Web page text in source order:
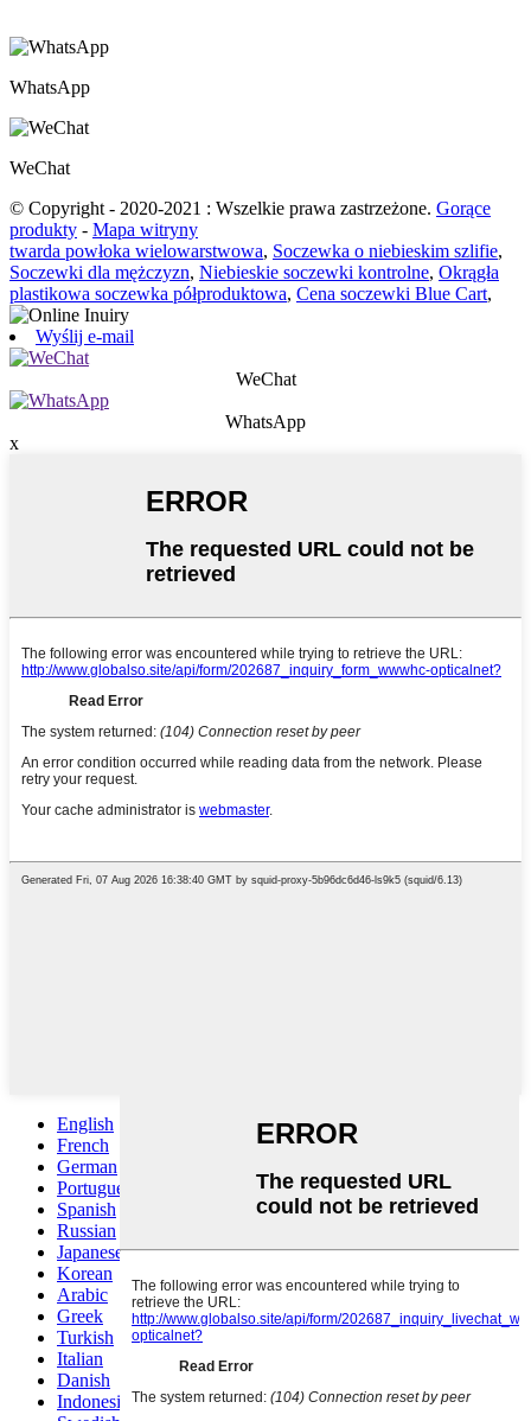
WhatsApp
WeChat
© Copyright - 2020-2021 : Wszelkie prawa zastrzeżone. Gorące
produkty - Mapa witryny
twarda powłoka wielowarstwowa, Soczewka o niebieskim szlifie,
Soczewki dla mężczyzn, Niebieskie soczewki kontrolne, Okrągła
plastikowa soczewka półproduktowa, Cena soczewki Blue Cart,
Wyślij e-mail
WeChat
WhatsApp
x
English
French
German
Portuguese
Spanish
Russian
Japanese
Korean
Arabic
Greek
Turkish
Italian
Danish
Indonesian